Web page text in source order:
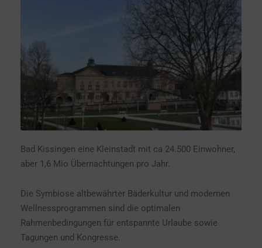
Bad Kissingen eine Kleinstadt mit ca 24.500 Einwohner,
aber 1,6 Mio Übernachtungen pro Jahr.
Die Symbiose altbewährter Bäderkultur und modernen
Wellnessprogrammen sind die optimalen
Rahmenbedingungen für entspannte Urlaube sowie
Tagungen und Kongresse.